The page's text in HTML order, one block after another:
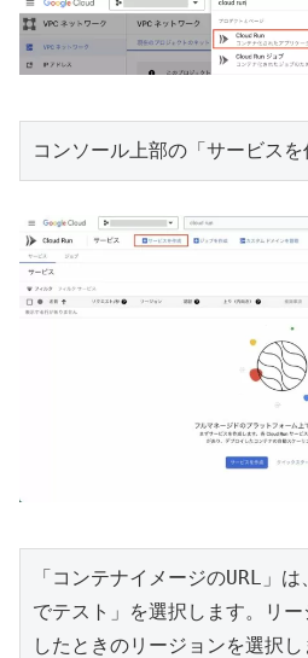
コンソール上部の「サービスを
「コンテナイメージのURL」
でテスト」を選択します。リ
したときのリージョンを選択